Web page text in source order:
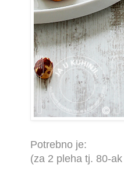
Potrebno je:
(za 2 pleha tj. 80-